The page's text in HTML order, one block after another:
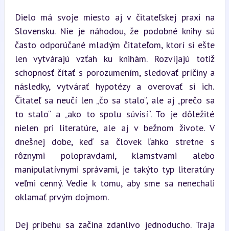
Dielo má svoje miesto aj v čitateľskej praxi na
Slovensku. Nie je náhodou, že podobné knihy sú
často odporúčané mladým čitateľom, ktorí si ešte
len vytvárajú vzťah ku knihám. Rozvíjajú totiž
schopnosť čítať s porozumením, sledovať príčiny a
následky, vytvárať hypotézy a overovať si ich.
Čitateľ sa neučí len „čo sa stalo“, ale aj „prečo sa
to stalo“ a „ako to spolu súvisí“. To je dôležité
nielen pri literatúre, ale aj v bežnom živote. V
dnešnej dobe, keď sa človek ľahko stretne s
rôznymi polopravdami, klamstvami alebo
manipulatívnymi správami, je takýto typ literatúry
veľmi cenný. Vedie k tomu, aby sme sa nenechali
oklamať prvým dojmom.
Dej príbehu sa začína zdanlivo jednoducho. Traja